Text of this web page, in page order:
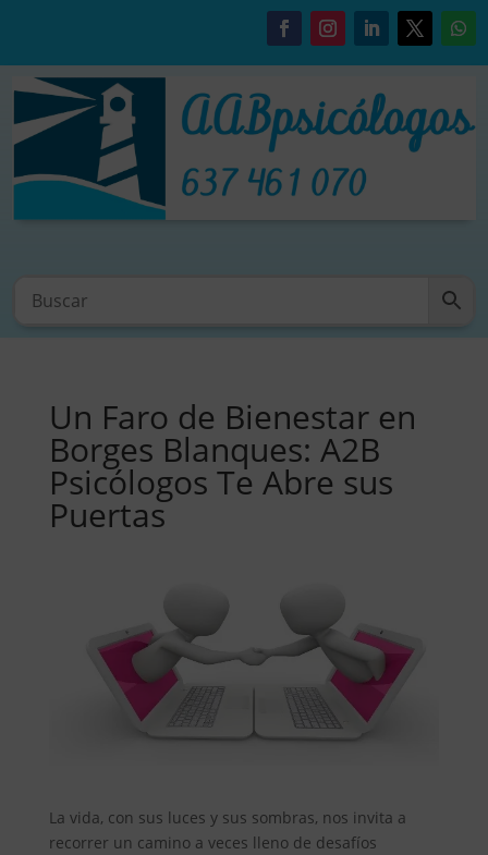
Un Faro de Bienestar en
Borges Blanques: A2B
Psicólogos Te Abre sus
Puertas
La vida, con sus luces y sus sombras, nos invita a
recorrer un camino a veces lleno de desafíos